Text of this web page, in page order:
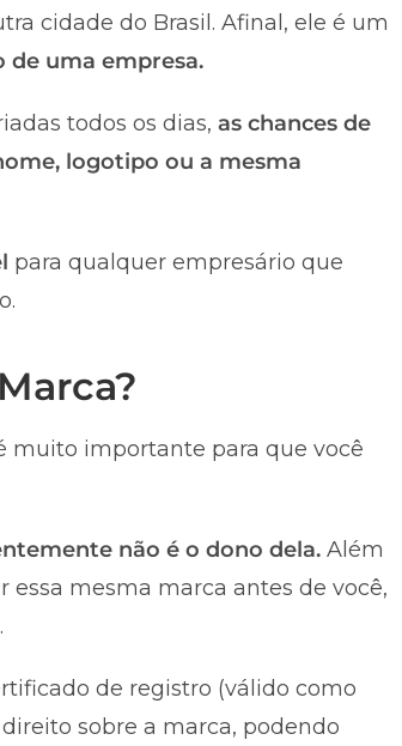
cidade do Brasil. Afinal, ele é um
de uma empresa.
todos os dias, as chances de
logotipo ou a mesma
para qualquer empresário que
muito importante para que você
não é o dono dela. Além
essa mesma marca antes de você,
de registro (válido como
sobre a marca, podendo